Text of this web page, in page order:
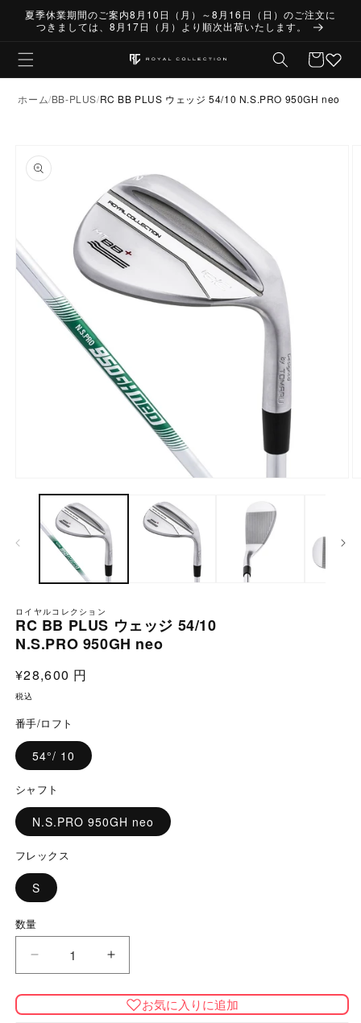
ンツに
進む
夏季休業期間のご案内8月10日（月）～8月16日（日）のご注文に
つきましては、8月17日（月）より順次出荷いたします。
カー
ト
ホーム BB-PLUS RC BB PLUS ウェッジ 54/10 N.S.PRO 950GH neo
報にス
キップ
メ
開
く
ロイヤルコレクション
RC BB PLUS ウェッジ 54/10
N.S.PRO 950GH neo
通
常
格
¥28,600 円
税込
番手/ロフト
54°/ 10
シャフト
N.S.PRO 950GH neo
フレックス
S
数
数量
BB
PLUS
ウェッ
RC
BB
PLUS
ウェッ
お気に入りに追加